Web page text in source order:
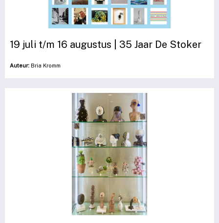
19 juli t/m 16 augustus | 35 Jaar De Stoker
Auteur: Bria Kromm